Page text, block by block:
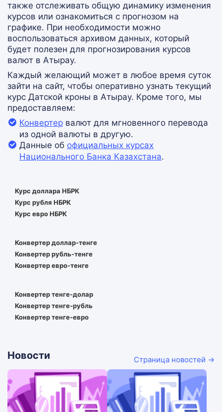
также отслеживать общую динамику изменения
курсов или ознакомиться с прогнозом на
графике. При необходимости можно
воспользоваться архивом данных, который
будет полезен для прогнозирования курсов
валют в Атырау.
Каждый желающий может в любое время суток
зайти на сайт, чтобы оперативно узнать текущий
курс Датской кроны в Атырау. Кроме того, мы
предоставляем:
Конвертер валют для мгновенного перевода
из одной валюты в другую.
Данные об официальных курсах
Национального Банка Казахстана.
Курс доллара НБРК
Курс рубля НБРК
Курс евро НБРК
Конвертер доллар-тенге
Конвертер рубль-тенге
Конвертер евро-тенге
Конвертер тенге-долар
Конвертер тенге-рубль
Конвертер тенге-евро
Новости Страница новостей →